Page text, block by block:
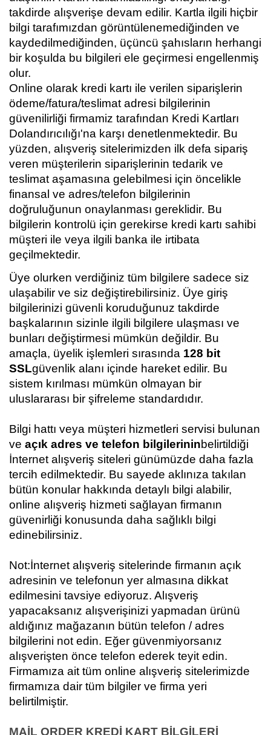
takdirde alışverişe devam edilir. Kartla ilgili hiçbir
bilgi tarafımızdan görüntülenemediğinden ve
kaydedilmediğinden, üçüncü şahısların herhangi
bir koşulda bu bilgileri ele geçirmesi engellenmiş
olur.
Online olarak kredi kartı ile verilen siparişlerin
ödeme/fatura/teslimat adresi bilgilerinin
güvenilirliği firmamiz tarafından Kredi Kartları
Dolandırıcılığı'na karşı denetlenmektedir. Bu
yüzden, alışveriş sitelerimizden ilk defa sipariş
veren müşterilerin siparişlerinin tedarik ve
teslimat aşamasına gelebilmesi için öncelikle
finansal ve adres/telefon bilgilerinin
doğruluğunun onaylanması gereklidir. Bu
bilgilerin kontrolü için gerekirse kredi kartı sahibi
müşteri ile veya ilgili banka ile irtibata
geçilmektedir.
Üye olurken verdiğiniz tüm bilgilere sadece siz
ulaşabilir ve siz değiştirebilirsiniz. Üye giriş
bilgilerinizi güvenli koruduğunuz takdirde
başkalarının sizinle ilgili bilgilere ulaşması ve
bunları değiştirmesi mümkün değildir. Bu
amaçla, üyelik işlemleri sırasında 128 bit
SSLgüvenlik alanı içinde hareket edilir. Bu
sistem kırılması mümkün olmayan bir
uluslararası bir şifreleme standardıdır.
Bilgi hattı veya müşteri hizmetleri servisi bulunan
ve açık adres ve telefon bilgilerininbelirtildiği
İnternet alışveriş siteleri günümüzde daha fazla
tercih edilmektedir. Bu sayede aklınıza takılan
bütün konular hakkında detaylı bilgi alabilir,
online alışveriş hizmeti sağlayan firmanın
güvenirliği konusunda daha sağlıklı bilgi
edinebilirsiniz.
Not:İnternet alışveriş sitelerinde firmanın açık
adresinin ve telefonun yer almasına dikkat
edilmesini tavsiye ediyoruz. Alışveriş
yapacaksanız alışverişinizi yapmadan ürünü
aldığınız mağazanın bütün telefon / adres
bilgilerini not edin. Eğer güvenmiyorsanız
alışverişten önce telefon ederek teyit edin.
Firmamıza ait tüm online alışveriş sitelerimizde
firmamıza dair tüm bilgiler ve firma yeri
belirtilmiştir.
MAİL ORDER KREDİ KART BİLGİLERİ